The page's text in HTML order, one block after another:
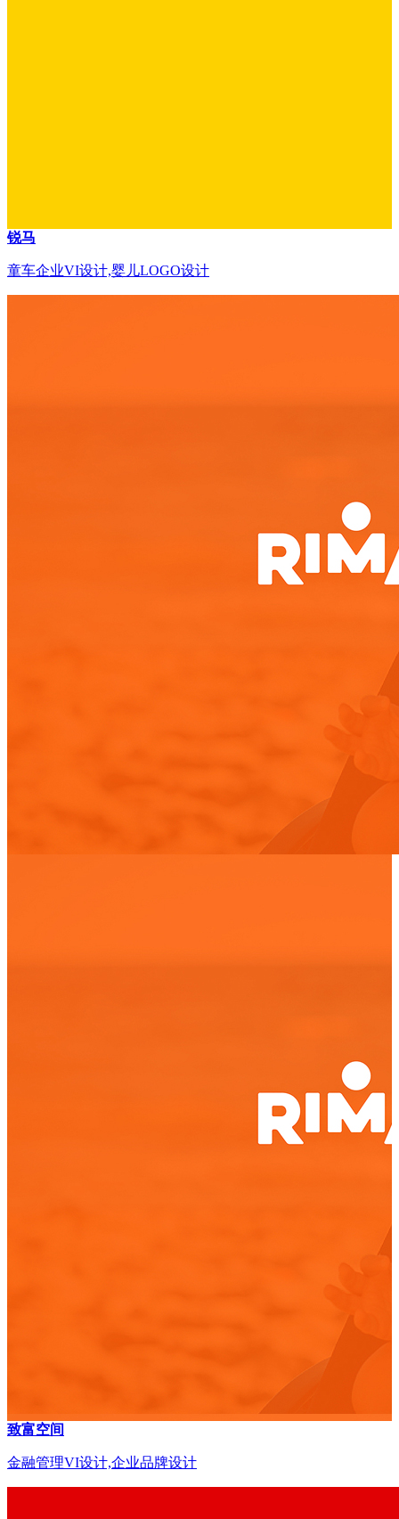
锐马
童车企业VI设计,婴儿LOGO设计
致富空间
金融管理VI设计,企业品牌设计